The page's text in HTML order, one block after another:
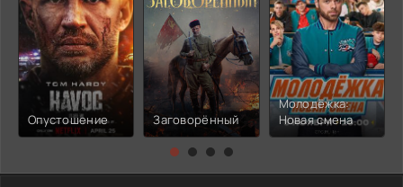
Опустошение Заговорённый
Молодёжка:
Новая смена